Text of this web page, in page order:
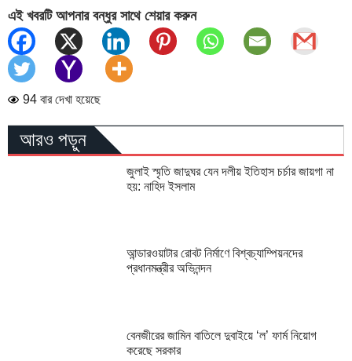
এই খবরটি আপনার বন্ধুর সাথে শেয়ার করুন
94 বার দেখা হয়েছে
আরও পড়ুন
জুলাই স্মৃতি জাদুঘর যেন দলীয় ইতিহাস চর্চার জায়গা না
হয়: নাহিদ ইসলাম
আন্ডারওয়াটার রোবট নির্মাণে বিশ্বচ্যাম্পিয়নদের
প্রধানমন্ত্রীর অভিনন্দন
বেনজীরের জামিন বাতিলে দুবাইয়ে ‌‘ল’ ফার্ম নিয়োগ
করেছে সরকার